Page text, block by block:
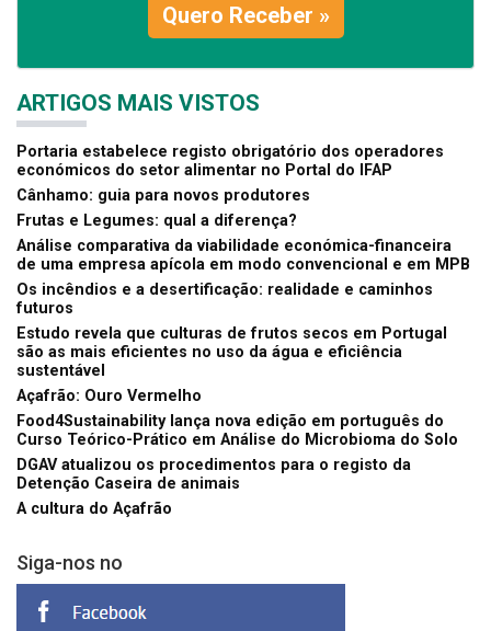
Quero Receber »
ARTIGOS MAIS VISTOS
Portaria estabelece registo obrigatório dos operadores
económicos do setor alimentar no Portal do IFAP
Cânhamo: guia para novos produtores
Frutas e Legumes: qual a diferença?
Análise comparativa da viabilidade económica-financeira
de uma empresa apícola em modo convencional e em MPB
Os incêndios e a desertificação: realidade e caminhos
futuros
Estudo revela que culturas de frutos secos em Portugal
são as mais eficientes no uso da água e eficiência
sustentável
Açafrão: Ouro Vermelho
Food4Sustainability lança nova edição em português do
Curso Teórico-Prático em Análise do Microbioma do Solo
DGAV atualizou os procedimentos para o registo da
Detenção Caseira de animais
A cultura do Açafrão
Siga-nos no